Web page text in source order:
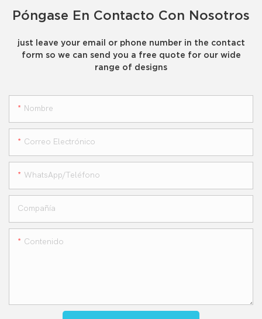
Póngase En Contacto Con Nosotros
just leave your email or phone number in the contact
form so we can send you a free quote for our wide
range of designs
Nombre
Correo Electrónico
WhatsApp/teléfono
Compañía
Contenido